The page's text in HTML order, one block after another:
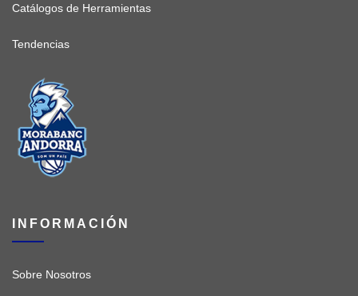
Catálogos de Herramientas
Tendencias
INFORMACIÓN
Sobre Nosotros